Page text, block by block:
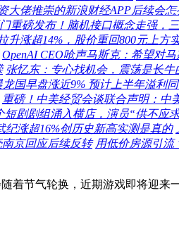
大佬推崇的新浪财经APP后续会
重磅发布！脑机接口概念走强，
升涨超14%，股价重回800元上方
OpenAI CEO呛声马斯克：希望对
张忆东：专心找机会，震荡是长
龙国早盘涨近9% 预计上半年溢利
重磅！中美经贸会谈联合声明：中
短剧剧组涌入横店，演员“供不应
纪涨超16%创历史新高实测是真的
京回应后续反转 用低价房源引流
着节气轮换，近期游戏即将迎来